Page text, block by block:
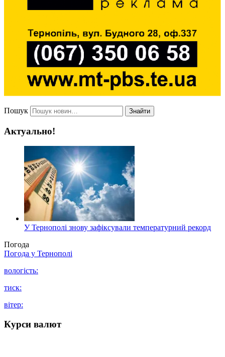
Пошук Знайти
Актуально!
У Тернополі знову зафіксували температурний рекорд
Погода
Погода у Тернополі
вологість:
тиск:
вітер:
Курси валют